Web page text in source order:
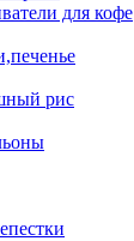
для кофе
рис